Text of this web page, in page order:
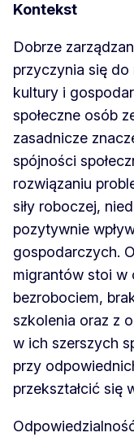
Kontekst
Dobrze
przyczynia się do
kultury i
społeczne osób
zasadnicze
spójności
rozwiązaniu
siły roboczej,
pozytywnie
gospodarczych.
migrantów stoi w
bezrobociem,
szkolenia oraz z
w ich szerszych
przy
przekształcić się